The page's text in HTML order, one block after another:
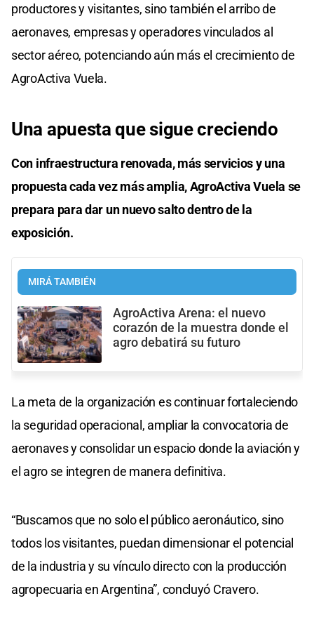
productores y visitantes, sino también el arribo de
aeronaves, empresas y operadores vinculados al
sector aéreo, potenciando aún más el crecimiento de
AgroActiva Vuela.
Una apuesta que sigue creciendo
Con infraestructura renovada, más servicios y una
propuesta cada vez más amplia, AgroActiva Vuela se
prepara para dar un nuevo salto dentro de la
exposición.
MIRÁ TAMBIÉN
AgroActiva Arena: el nuevo
corazón de la muestra donde el
agro debatirá su futuro
La meta de la organización es continuar fortaleciendo
la seguridad operacional, ampliar la convocatoria de
aeronaves y consolidar un espacio donde la aviación y
el agro se integren de manera definitiva.
“Buscamos que no solo el público aeronáutico, sino
todos los visitantes, puedan dimensionar el potencial
de la industria y su vínculo directo con la producción
agropecuaria en Argentina”, concluyó Cravero.